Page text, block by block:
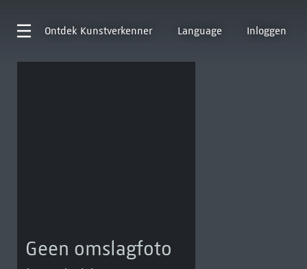
Ontdek Kunstverkenner Language Inloggen
Geen omslagfoto